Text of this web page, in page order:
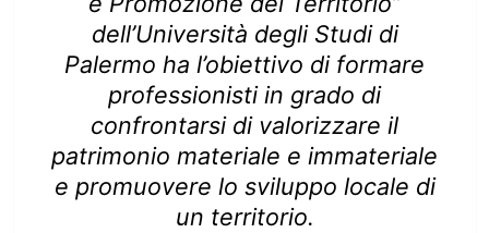
dell’Università degli Studi di
Palermo ha l’obiettivo di formare
professionisti in grado di
confrontarsi di valorizzare il
patrimonio materiale e immateriale
e promuovere lo sviluppo locale di
un territorio.